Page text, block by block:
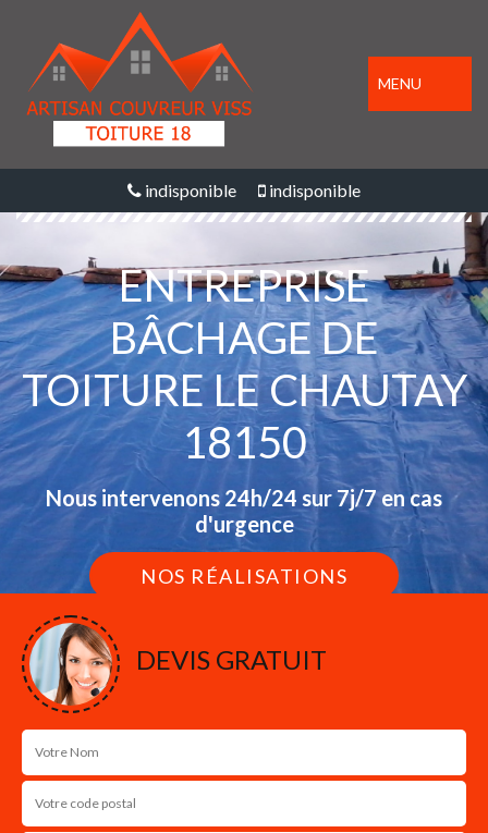
MENU
indisponible indisponible
ENTREPRISE
BÂCHAGE DE
TOITURE LE CHAUTAY
18150
Nous intervenons 24h/24 sur 7j/7 en cas
d'urgence
NOS RÉALISATIONS
DEVIS GRATUIT